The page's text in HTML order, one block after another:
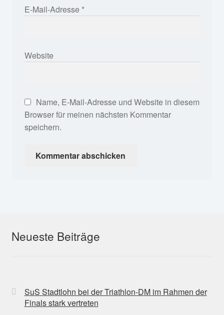
E-Mail-Adresse *
Website
Name, E-Mail-Adresse und Website in diesem
Browser für meinen nächsten Kommentar
speichern.
Neueste Beiträge
SuS Stadtlohn bei der Triathlon-DM im Rahmen der
Finals stark vertreten